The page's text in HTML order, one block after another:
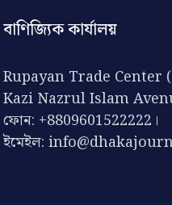
বাণিজ্যিক কার্যালয়
Rupayan Trade Center
Kazi Nazrul Islam
ফোন: +8809601522222।
ইমেইল: